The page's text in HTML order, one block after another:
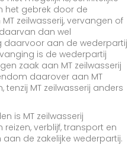
het gebrek door de
zeilwasserij, vervangen of
dan wel
aan de wederpartij
is de wederpartij
zaak aan MT zeilwasserij
daarover aan MT
tenzij MT zeilwasserij anders
is MT zeilwasserij
verblijf, transport en
de zakelijke wederpartij.